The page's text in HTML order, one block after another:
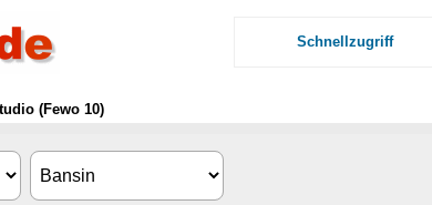
Schnellzugriff
(Fewo 10)